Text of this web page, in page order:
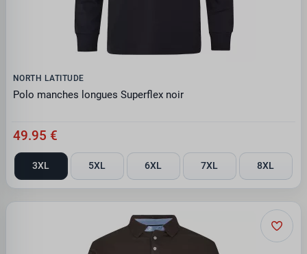
NORTH LATITUDE
Polo manches longues Superflex noir
49.95 €
3XL 5XL 6XL 7XL 8XL